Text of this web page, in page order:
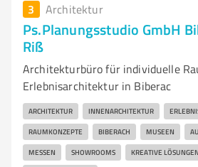
3 Architektur
Ps.Planungsstudio GmbH
Riß
Architekturbüro für individuelle
Erlebnisarchitektur in Biberac
ARCHITEKTUR INNENARCHITEKTUR
RAUMKONZEPTE BIBERACH MUSEEN
MESSEN SHOWROOMS KREATIVE LÖSUNGEN